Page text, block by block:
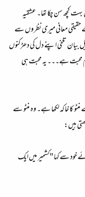
کچھ سن چکا تھا۔ عشقیہ
حقیقی معانی میری نظروں سے
تلخی اپنے دل کی دھڑکنوں
محبت ہے۔۔۔ یہ محبت ہی
کا خاکہ لکھا ہے۔ وہ منٹو سے
ہیں:
خود سے کہا "کشمیر میں ایک